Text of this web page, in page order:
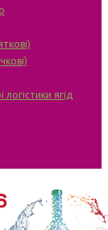
ягід